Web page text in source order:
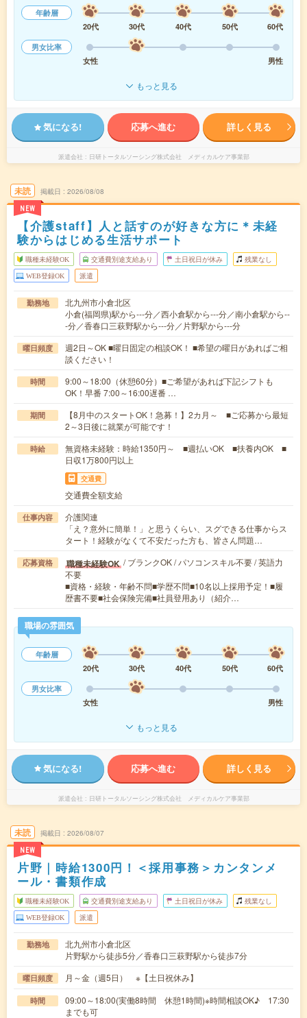
年齢層
20代
30代 40代 50代
60代
男女比率
女性
男性
もっと見る
気になる! 応募へ進む 詳しく見る
派遣会社 日研トータルソーシング株式会社 メディカルケア事業部
未読
NEW
掲載日 2026/08/08
【介護staff】人と話すのが好きな方に＊未経
験からはじめる生活サポート
職種未経験OK 交通費別途支給あり 土日祝日が休み 残業なし
WEB登録OK 派遣
勤務地
北九州市小倉北区
小倉(福岡県)駅から---分／西小倉駅から---分／南小倉駅から--
-分／香春口三萩野駅から---分／片野駅から---分
曜日頻度
週2日～OK ■曜日固定の相談OK！ ■希望の曜日があればご相
談ください！
時間
9:00～18:00（休憩60分）■ご希望があれば下記シフトも
OK！早番 7:00～16:00遅番 …
期間
【8月中のスタートOK！急募！】2カ月～ ■ご応募から最短
2～3日後に就業が可能です！
時給
無資格未経験：時給1350円～ ■週払いOK ■扶養内OK ■
日収1万800円以上
交通費
交通費全額支給
仕事内容
介護関連
「え？意外に簡単！」と思うくらい、スグできる仕事からス
タート！経験がなくて不安だった方も、皆さん問題…
応募資格 職種未経験OK / ブランクOK / パソコンスキル不要 / 英語力
不要
■資格・経験・年齢不問■学歴不問■10名以上採用予定！■履
歴書不要■社会保険完備■社員登用あり（紹介…
職場の雰囲気
年齢層
20代
30代 40代 50代
60代
男女比率
女性
男性
もっと見る
気になる! 応募へ進む 詳しく見る
派遣会社 日研トータルソーシング株式会社 メディカルケア事業部
未読
NEW
掲載日 2026/08/07
片野｜時給1300円！＜採用事務＞カンタンメ
ール・書類作成
職種未経験OK 交通費別途支給あり 土日祝日が休み 残業なし
WEB登録OK 派遣
勤務地
北九州市小倉北区
片野駅から徒歩5分／香春口三萩野駅から徒歩7分
曜日頻度 月～金（週5日） ※【土日祝休み】
時間
09:00～18:00(実働8時間 休憩1時間)※時間相談OK♪ 17:30
までも可